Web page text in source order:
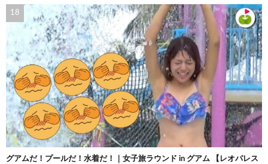
グアムだ！プールだ！水着だ！｜女子旅ラウンド in グアム 【レオパレス